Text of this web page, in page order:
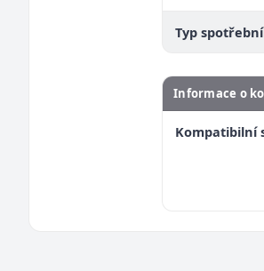
Typ
Informace o
Kompatibilní